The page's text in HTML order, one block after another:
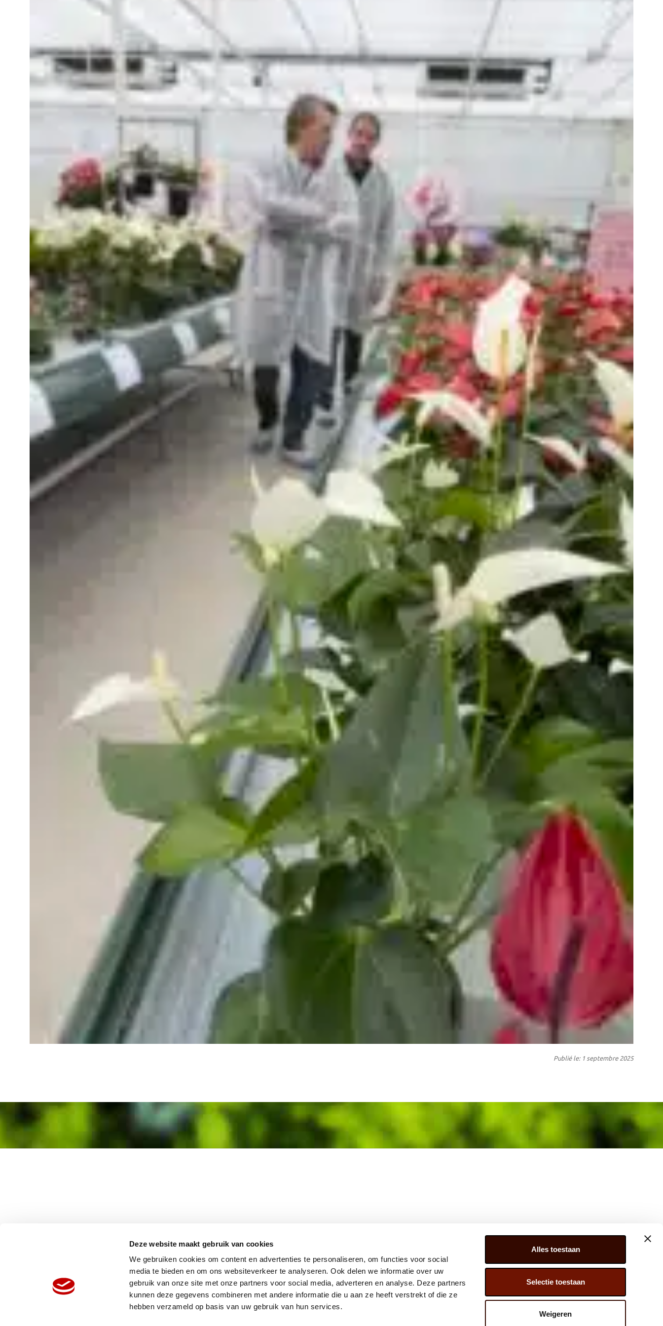
Deze website maakt gebruik van cookies
We gebruiken cookies om content en advertenties te personaliseren, om functies voor social
media te bieden en om ons websiteverkeer te analyseren. Ook delen we informatie over uw
gebruik van onze site met onze partners voor social media, adverteren en analyse. Deze partners
kunnen deze gegevens combineren met andere informatie die u aan ze heeft verstrekt of die ze
hebben verzameld op basis van uw gebruik van hun services.
Alles toestaan
Selectie toestaan
Weigeren
Publié le: 1 septembre 2025
HOME
ORGANISATIE
WEBSHOP
NIEUWS
CONTACT
DISCLAIMER
JUPITER 279, 2675 LW, HONSELERSDIJK,
NL